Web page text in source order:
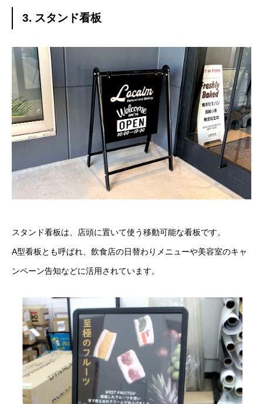
3. スタンド看板
スタンド看板は、店頭に置いて使う移動可能な看板です。
A型看板とも呼ばれ、飲食店の日替わりメニューや美容室のキャ
ンペーン告知などに活用されています。